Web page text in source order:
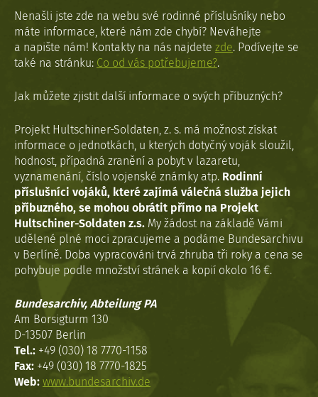
Nenašli jste zde na webu své rodinné příslušníky nebo
máte informace, které nám zde chybí? Neváhejte
a napište nám! Kontakty na nás najdete zde. Podívejte se
také na stránku: Co od vás potřebujeme?.
Jak můžete zjistit další informace o svých příbuzných?
Projekt Hultschiner-Soldaten, z. s. má možnost získat
informace o jednotkách, u kterých dotyčný voják sloužil,
hodnost, případná zranění a pobyt v lazaretu,
vyznamenání, číslo vojenské známky atp. Rodinní
příslušníci vojáků, které zajímá válečná služba jejich
příbuzného, se mohou obrátit přímo na Projekt
Hultschiner-Soldaten z.s. My žádost na základě Vámi
udělené plné moci zpracujeme a podáme Bundesarchivu
v Berlíně. Doba vypracováni trvá zhruba tři roky a cena se
pohybuje podle množství stránek a kopií okolo 16 €.
Bundesarchiv, Abteilung PA
Am Borsigturm 130
D-13507 Berlin
Tel.: +49 (030) 18 7770-1158
Fax: +49 (030) 18 7770-1825
Web: www.bundesarchiv.de